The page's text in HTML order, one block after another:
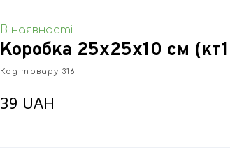
В наявності
Коробка 25х25х10 см
Код товару 316
39 UAH